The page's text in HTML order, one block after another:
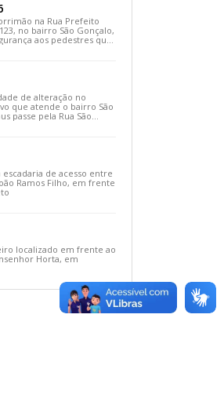
na Rua Prefeito
no bairro São Gonçalo,
aos pedestres que
de alteração no
que atende o bairro São
passe pela Rua São
de acesso entre
Ramos Filho, em frente
localizado em frente ao
Horta, em